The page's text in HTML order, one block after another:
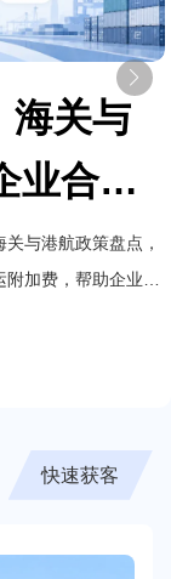
海关与
业合规
与港航政策盘点，
加费，帮助企业快
快速获客